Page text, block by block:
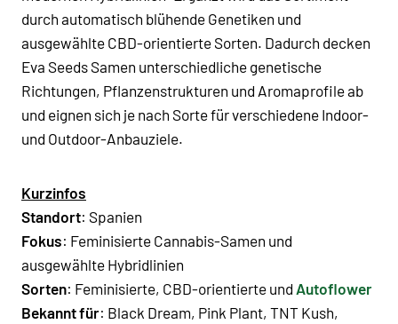
durch automatisch blühende Genetiken und
ausgewählte CBD-orientierte Sorten. Dadurch decken
Eva Seeds Samen unterschiedliche genetische
Richtungen, Pflanzenstrukturen und Aromaprofile ab
und eignen sich je nach Sorte für verschiedene Indoor-
und Outdoor-Anbauziele.
Kurzinfos
Standort: Spanien
Fokus: Feminisierte Cannabis-Samen und
ausgewählte Hybridlinien
Sorten: Feminisierte, CBD-orientierte und Autoflower
Bekannt für: Black Dream, Pink Plant, TNT Kush,